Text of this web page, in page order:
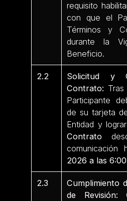
requisito
con que el
Términos y
durante la
Beneficio.
2.2
Solicitud y
Contrato:
Participante
de su tarjeta
Entidad y
Contrato
comunicación
2026 a las
2.3
Cumplimiento
de Revisión: